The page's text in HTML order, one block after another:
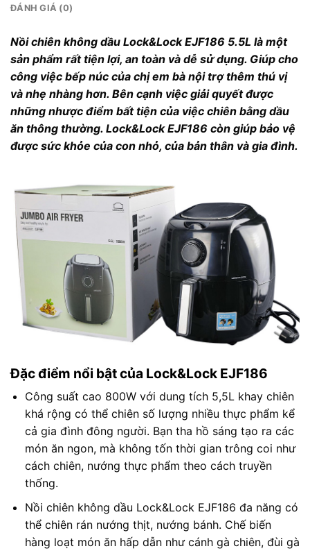
ĐÁNH GIÁ (0)
Nồi chiên không dầu Lock&Lock EJF186 5.5L là một
sản phẩm rất tiện lợi, an toàn và dễ sử dụng. Giúp cho
công việc bếp núc của chị em bà nội trợ thêm thú vị
và nhẹ nhàng hơn. Bên cạnh việc giải quyết được
những nhược điểm bất tiện của việc chiên bằng dầu
ăn thông thường. Lock&Lock EJF186 còn giúp bảo vệ
được sức khỏe của con nhỏ, của bản thân và gia đình.
Đặc điểm nổi bật của Lock&Lock EJF186
Công suất cao 800W với dung tích 5,5L khay chiên
khá rộng có thể chiên số lượng nhiều thực phẩm kể
cả gia đình đông người. Bạn tha hồ sáng tạo ra các
món ăn ngon, mà không tốn thời gian trông coi như
cách chiên, nướng thực phẩm theo cách truyền
thống.
Nồi chiên không dầu Lock&Lock EJF186 đa năng có
thể chiên rán nướng thịt, nướng bánh. Chế biến
hàng loạt món ăn hấp dẫn như cánh gà chiên, đùi gà